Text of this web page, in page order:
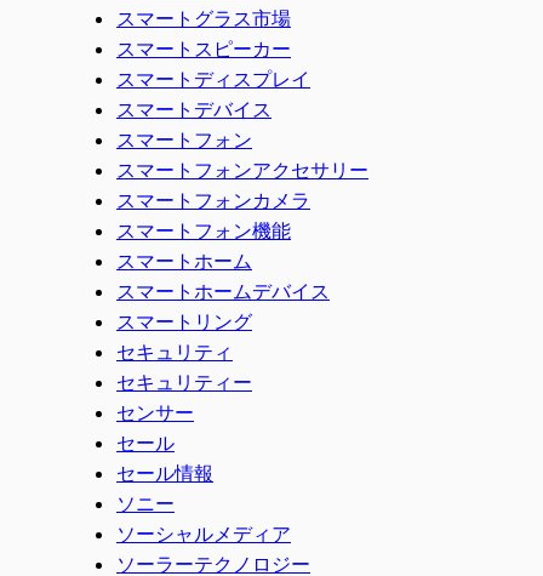
スマートグラス市場
スマートスピーカー
スマートディスプレイ
スマートデバイス
スマートフォン
スマートフォンアクセサリー
スマートフォンカメラ
スマートフォン機能
スマートホーム
スマートホームデバイス
スマートリング
セキュリティ
セキュリティー
センサー
セール
セール情報
ソニー
ソーシャルメディア
ソーラーテクノロジー